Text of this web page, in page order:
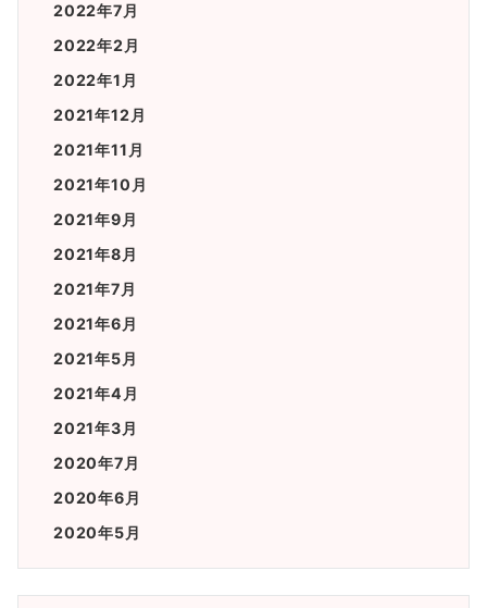
2022年7月
2022年2月
2022年1月
2021年12月
2021年11月
2021年10月
2021年9月
2021年8月
2021年7月
2021年6月
2021年5月
2021年4月
2021年3月
2020年7月
2020年6月
2020年5月